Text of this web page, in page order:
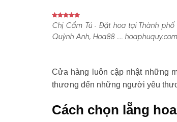
Chị Cẩm Tú - Đặt hoa tại Thành phố
Quỳnh Anh, Hoa88 ....
Cửa hàng luôn cập nhật những
thương đến những người yêu
Cách chọn lẵng